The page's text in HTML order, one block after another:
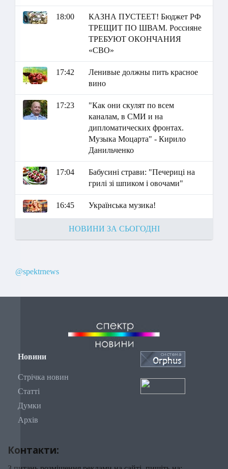
18:00
КАЗНА ПУСТЕЕТ! Бюджет РФ
ТРЕЩИТ ПО ШВАМ. Россияне
ТРЕБУЮТ ОКОНЧАНИЯ
«СВО»
17:42
Ленивые должны пить красное
вино
17:23
"Как они скулят по всем
каналам, в СМИ и на
дипломатических фронтах.
Музыка Моцарта" - Кирило
Данильченко
17:04
Бабусині страви: "Печериці на
грилі зі шпиком і овочами"
16:45 Українська музика!
НОВИНИ ЗА СЬОГОДНІ
@spektrnews
Новини
Стрічка новин
Статті
Думки
Архів
Контакти: